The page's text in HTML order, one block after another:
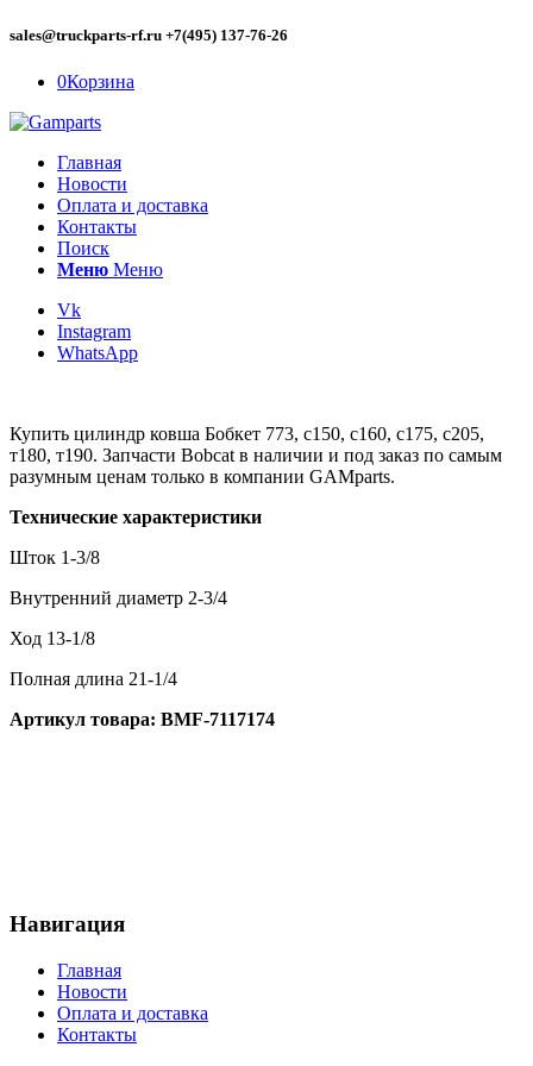
sales@truckparts-rf.ru +7(495) 137-76-26
0Корзина
Главная
Новости
Оплата и доставка
Контакты
Поиск
Меню Меню
Vk
Instagram
WhatsApp
Купить цилиндр ковша Бобкет 773, с150, с160, с175, с205,
т180, т190. Запчасти Bobcat в наличии и под заказ по самым
разумным ценам только в компании GAMparts.
Технические характеристики
Шток 1-3/8
Внутренний диаметр 2-3/4
Ход 13-1/8
Полная длина 21-1/4
Артикул товара: BMF-7117174
Навигация
Главная
Новости
Оплата и доставка
Контакты